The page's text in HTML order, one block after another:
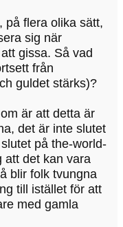
på flera olika sätt,
sig när
gissa. Så vad
från
guldet stärks)?
är att detta är
det är inte slutet
på the-world-
att det kan vara
blir folk tvungna
till istället för att
med gamla